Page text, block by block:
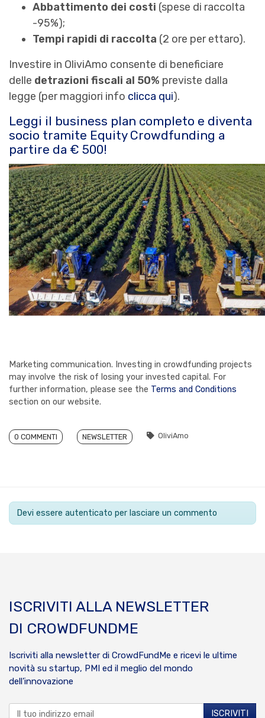
Abbattimento dei costi (spese di raccolta
-95%);
Tempi rapidi di raccolta (2 ore per ettaro).
Investire in OliviAmo consente di beneficiare
delle detrazioni fiscali al 50% previste dalla
legge (per maggiori info clicca qui).
Leggi il business plan completo e diventa
socio tramite Equity Crowdfunding a
partire da € 500!
Marketing communication. Investing in crowdfunding projects
may involve the risk of losing your invested capital. For
further information, please see the Terms and Conditions
section on our website.
0 COMMENTI NEWSLETTER OliviAmo
Devi essere autenticato per lasciare un commento
ISCRIVITI ALLA NEWSLETTER
DI CROWDFUNDME
Iscriviti alla newsletter di CrowdFundMe e ricevi le ultime
novità su startup, PMI ed il meglio del mondo
dell’innovazione